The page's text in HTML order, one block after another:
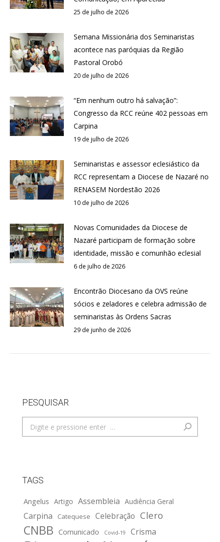
25 de julho de 2026
Semana Missionária dos Seminaristas
acontece nas paróquias da Região
Pastoral Orobó
20 de julho de 2026
“Em nenhum outro há salvação”:
Congresso da RCC reúne 402 pessoas em
Carpina
19 de julho de 2026
Seminaristas e assessor eclesiástico da
RCC representam a Diocese de Nazaré no
RENASEM Nordestão 2026
10 de julho de 2026
Novas Comunidades da Diocese de
Nazaré participam de formação sobre
identidade, missão e comunhão eclesial
6 de julho de 2026
Encontrão Diocesano da OVS reúne
sócios e zeladores e celebra admissão de
seminaristas às Ordens Sacras
29 de junho de 2026
PESQUISAR
Search:
TAGS
Angelus Artigo Assembleia Audiência Geral
Carpina Catequese Celebração Clero
CNBB Comunicado Covid-19 Crisma